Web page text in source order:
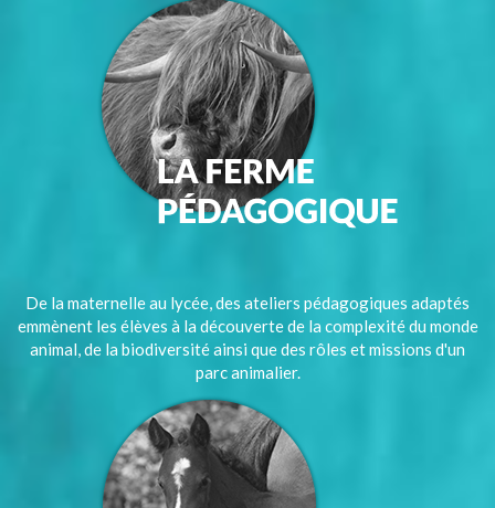
De la maternelle au lycée, des ateliers pédagogiques adaptés
emmènent les élèves à la découverte de la complexité du monde
animal, de la biodiversité ainsi que des rôles et missions d'un
parc animalier.